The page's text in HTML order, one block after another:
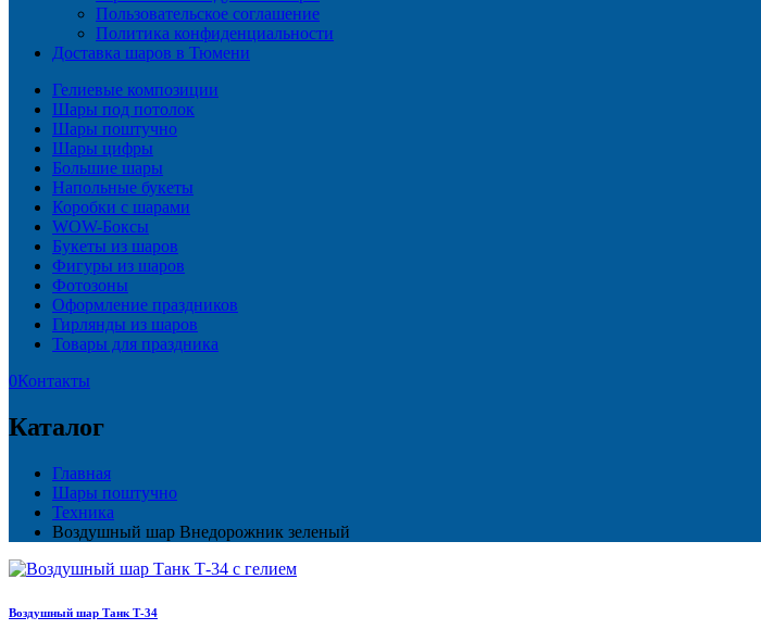
Пользовательское соглашение
Политика конфиденциальности
Доставка шаров в Тюмени
Гелиевые композиции
Шары под потолок
Шары поштучно
Шары цифры
Большие шары
Напольные букеты
Коробки с шарами
WOW-Боксы
Букеты из шаров
Фигуры из шаров
Фотозоны
Оформление праздников
Гирлянды из шаров
Товары для праздника
0Контакты
Каталог
Главная
Шары поштучно
Техника
Воздушный шар Внедорожник зеленый
Воздушный шар Танк Т-34